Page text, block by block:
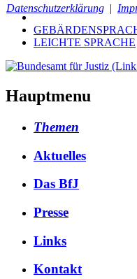
LEICHTE SPRACHE
Hauptmenu
The­men
Aktuelles
Das BfJ
Pres­se
Links
Kontakt
Datenschutzerklärung |